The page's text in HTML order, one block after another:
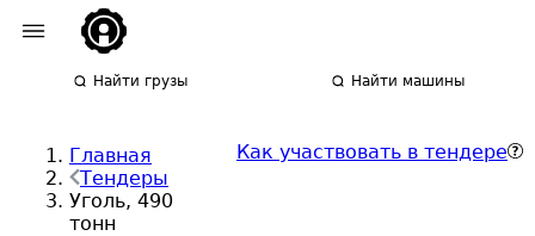
Найти грузы Найти машины
Главная
Тендеры
Уголь, 490
тонн
Как участвовать в тендере